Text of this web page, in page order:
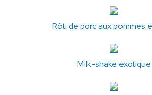
Rôti de porc aux pommes
Milk-shake exotique